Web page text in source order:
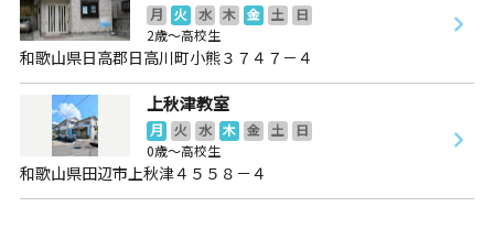
月 火 水 木 金 土
日
2歳～高校生
和歌山県日高郡日高川町小熊３７４７－４
上秋津教室
月 火 水 木 金 土
日
0歳～高校生
和歌山県田辺市上秋津４５５８－４